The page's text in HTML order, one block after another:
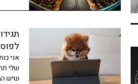
אני
שלי
שיש